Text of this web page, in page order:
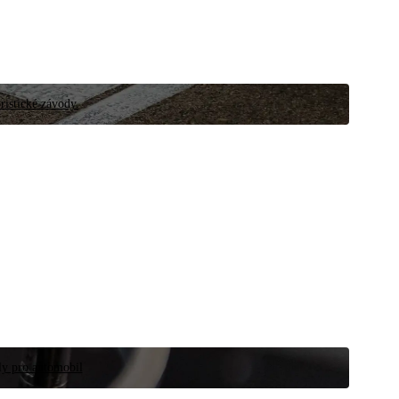
závody.
pro automobil